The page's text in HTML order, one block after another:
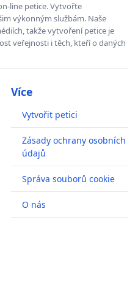
line petice. Vytvořte
výkonným službám. Naše
takže vytvoření petice je
veřejnosti i těch, kteří o daných
Více
Vytvořit petici
Zásady ochrany osobních
údajů
Správa souborů cookie
O nás